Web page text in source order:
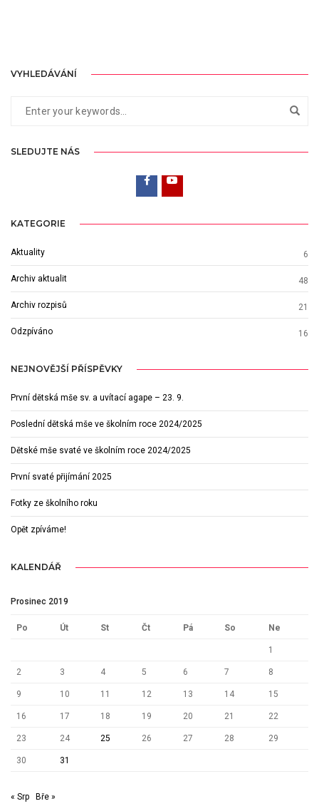
VYHLEDÁVÁNÍ
SLEDUJTE NÁS
KATEGORIE
Aktuality 6
Archiv aktualit 48
Archiv rozpisů 21
Odzpíváno 16
NEJNOVĚJŠÍ PŘÍSPĚVKY
První dětská mše sv. a uvítací agape – 23. 9.
Poslední dětská mše ve školním roce 2024/2025
Dětské mše svaté ve školním roce 2024/2025
První svaté přijímání 2025
Fotky ze školního roku
Opět zpíváme!
KALENDÁŘ
Prosinec 2019
Po Út St Čt Pá So Ne
1
2 3 4 5 6 7 8
9 10 11 12 13 14 15
16 17 18 19 20 21 22
23 24 25 26 27 28 29
30 31
« Srp Bře »